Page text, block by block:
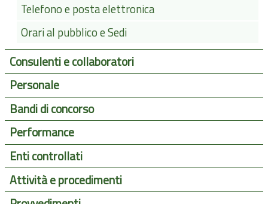
Telefono e posta elettronica
Orari al pubblico e Sedi
Consulenti e collaboratori
Personale
Bandi di concorso
Performance
Enti controllati
Attività e procedimenti